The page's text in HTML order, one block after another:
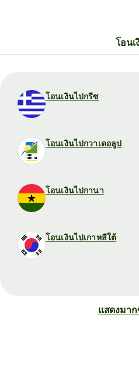
โอนเ
โอนเงินไปกรีซ
โอนเงินไปกวาเดอลูป
โอนเงินไปกานา
โอนเงินไปเกาหลีใต้
แสดงมา